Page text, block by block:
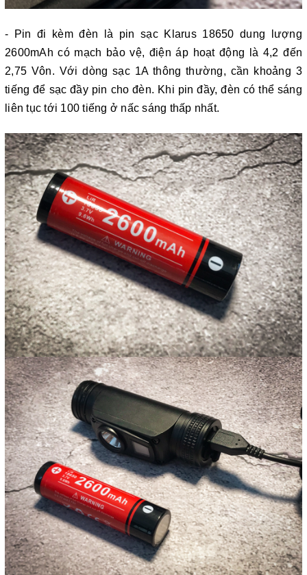
- Pin đi kèm đèn là pin sạc Klarus 18650 dung lượng
2600mAh có mạch bảo vệ, điện áp hoạt động là 4,2 đến
2,75 Vôn. Với dòng sạc 1A thông thường, cần khoảng 3
tiếng để sạc đầy pin cho đèn. Khi pin đầy, đèn có thể sáng
liên tục tới 100 tiếng ở nấc sáng thấp nhất.